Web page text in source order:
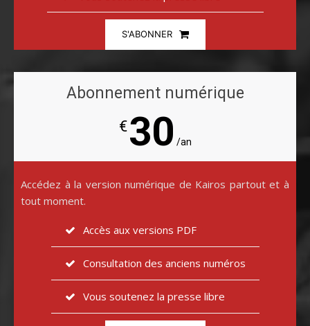
S'ABONNER
Abonnement numérique
€30 /an
Accédez à la version numérique de Kairos partout et à
tout moment.
Accès aux versions PDF
Consultation des anciens numéros
Vous soutenez la presse libre